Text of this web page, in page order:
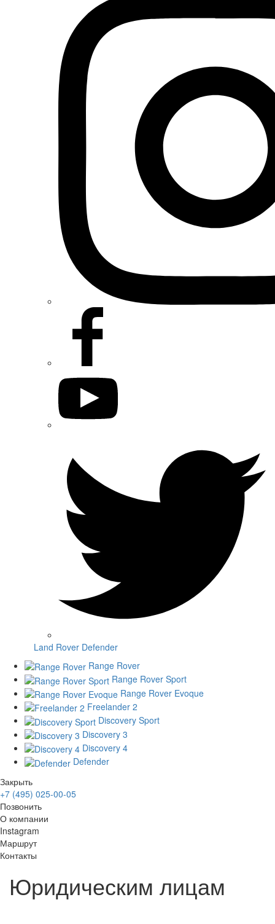
Land Rover Defender
Range Rover
Range Rover Sport
Range Rover Evoque
Freelander 2
Discovery Sport
Discovery 3
Discovery 4
Defender
Закрыть
+7 (495) 025-00-05
Позвонить
О компании
Instagram
Маршрут
Контакты
Юридическим лицам